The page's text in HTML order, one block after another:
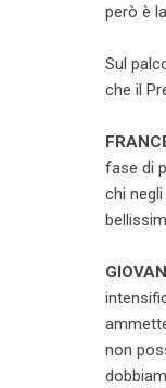
però è
Sul
che il
fase di
chi
non